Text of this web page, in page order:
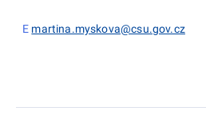
E martina.myskova@csu.gov.cz